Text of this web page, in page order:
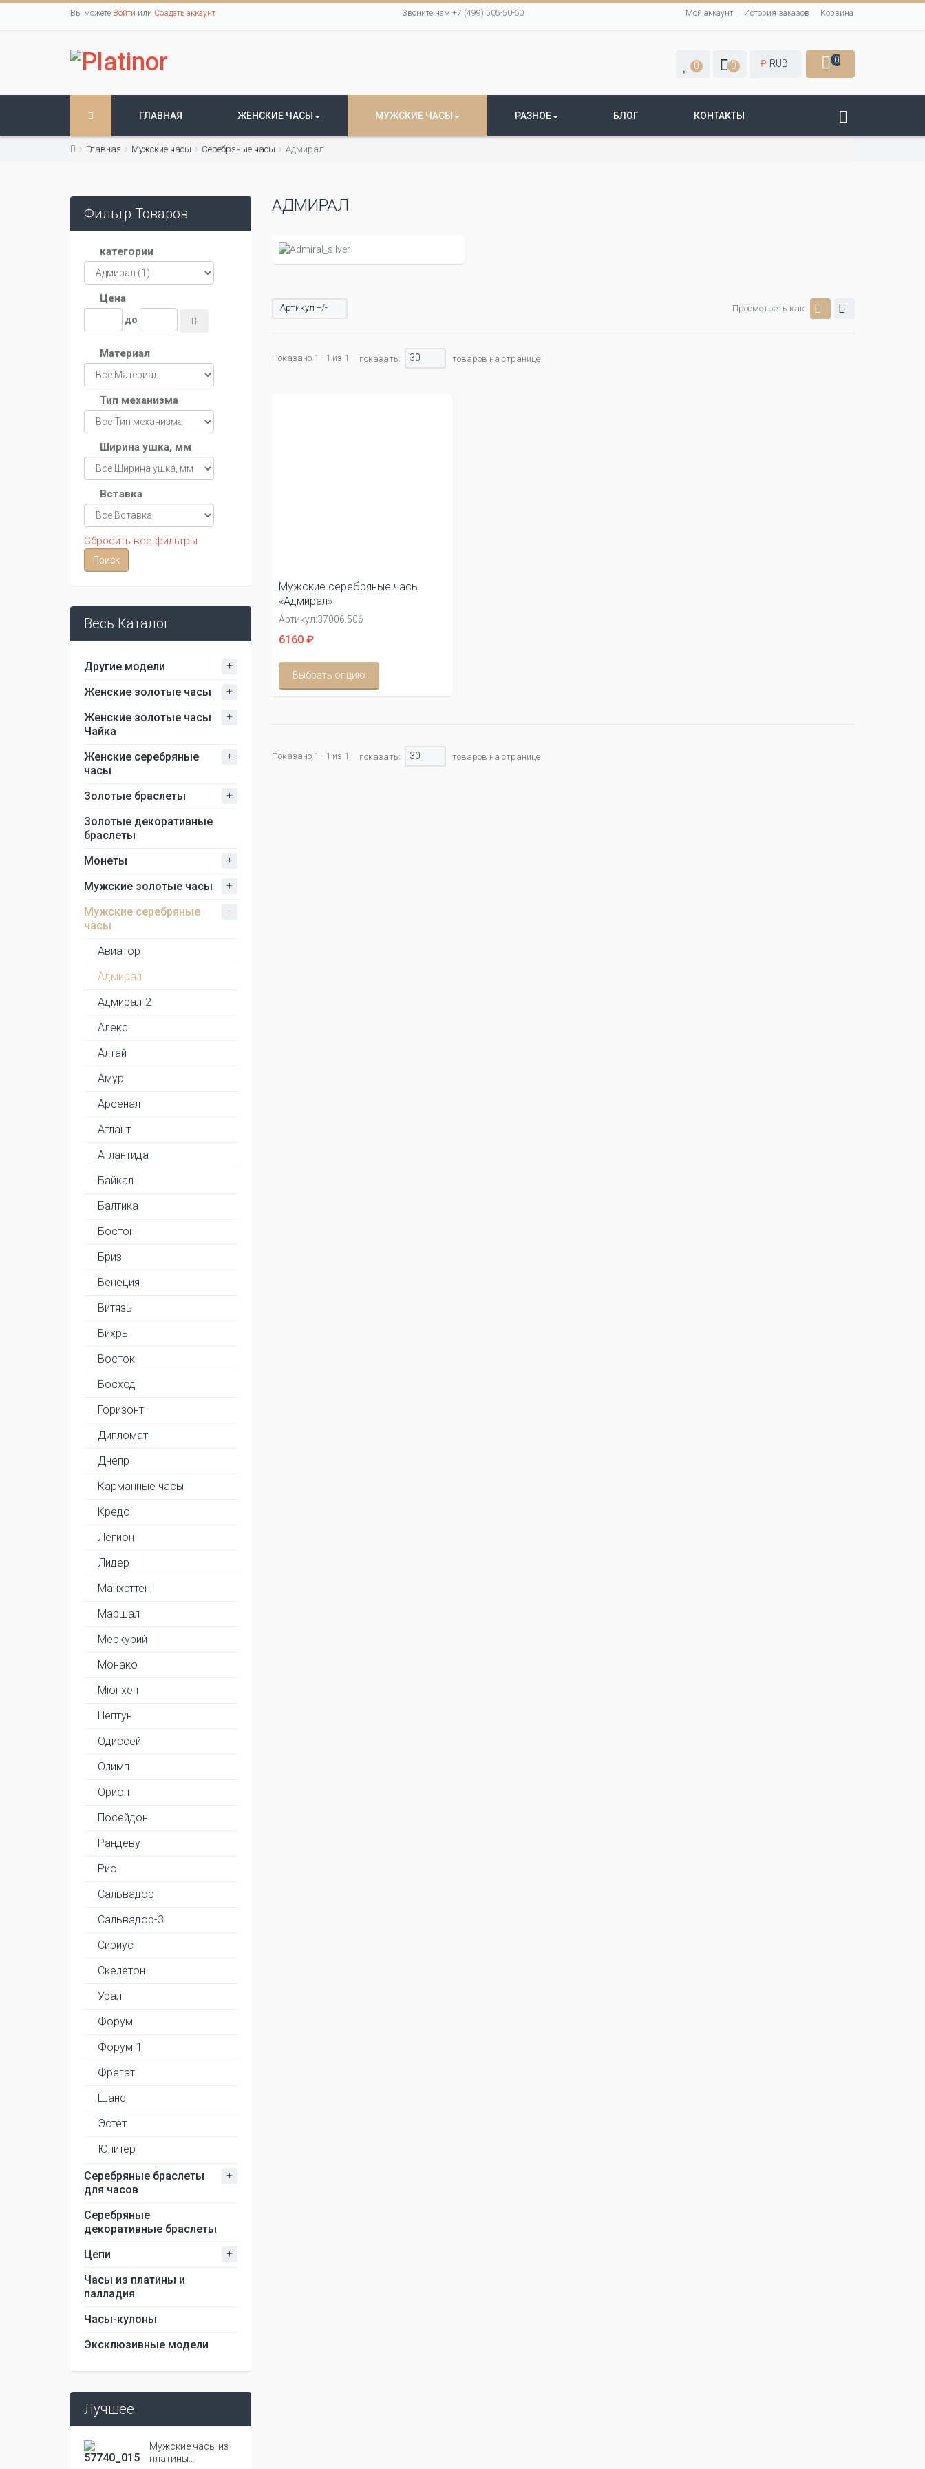
Вы можете Войти или Создать аккаунт Звоните нам +7 (499) 505-50-60 Мой аккаунт История заказов Корзина
0 0 ₽ RUB 0
ГЛАВНАЯ ЖЕНСКИЕ ЧАСЫ МУЖСКИЕ ЧАСЫ РАЗНОЕ БЛОГ КОНТАКТЫ
Главная Мужские часы Серебряные часы Адмирал
Фильтр Товаров
категории
Цена
до
Материал
Тип механизма
Ширина ушка, мм
Вставка
Сбросить все фильтры
Весь Каталог
Другие модели +
Женские золотые часы +
Женские золотые часы
Чайка
+
Женские серебряные
часы
+
Золотые браслеты +
Золотые декоративные
браслеты
Монеты
+
Мужские золотые часы +
Мужские серебряные
часы
-
Авиатор
Адмирал
Адмирал-2
Алекс
Алтай
Амур
Арсенал
Атлант
Атлантида
Байкал
Балтика
Бостон
Бриз
Венеция
Витязь
Вихрь
Восток
Восход
Горизонт
Дипломат
Днепр
Карманные часы
Кредо
Легион
Лидер
Манхэттен
Маршал
Меркурий
Монако
Мюнхен
Нептун
Одиссей
Олимп
Орион
Посейдон
Рандеву
Рио
Сальвадор
Сальвадор-3
Сириус
Скелетон
Урал
Форум
Форум-1
Фрегат
Шанс
Эстет
Юпитер
Серебряные браслеты
для часов
+
Серебряные
декоративные браслеты
Цепи
+
Часы из платины и
палладия
Часы-кулоны
Эксклюзивные модели
Лучшее
Мужские часы из
платины...
АДМИРАЛ
Просмотреть как:
Артикул +/-
Показано 1 - 1 из 1 показать: 30 товаров на странице
Мужские серебряные часы
«Адмирал»
Артикул:37006.506
6160 ₽
Выбрать опцию
Показано 1 - 1 из 1 показать: 30 товаров на странице